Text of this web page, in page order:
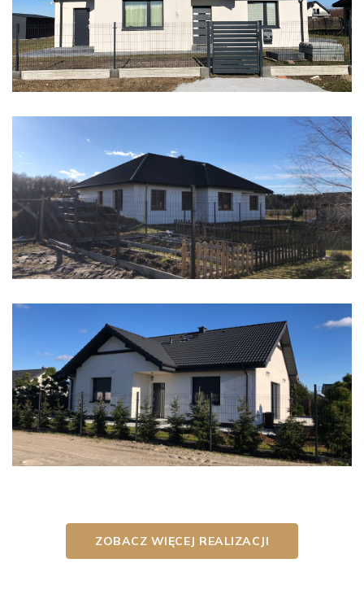
ZOBACZ WIĘCEJ REALIZACJI